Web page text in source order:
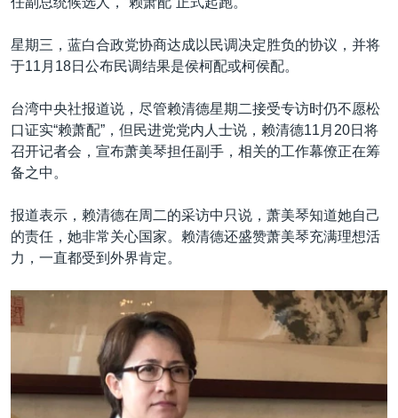
GEN Z 看美国
星期三，蓝白合政党协商达成以民调决定胜负的协议，并将
于11月18日公布民调结果是侯柯配或柯侯配。
台湾中央社报道说，尽管赖清德星期二接受专访时仍不愿松
口证实“赖萧配”，但民进党党内人士说，赖清德11月20日将
召开记者会，宣布萧美琴担任副手，相关的工作幕僚正在筹
备之中。
报道表示，赖清德在周二的采访中只说，萧美琴知道她自己
的责任，她非常关心国家。赖清德还盛赞萧美琴充满理想活
力，一直都受到外界肯定。